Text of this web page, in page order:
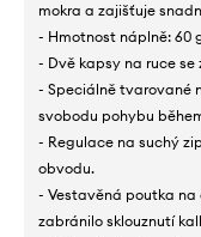
mokra a zajišťuje
- Hmotnost náplně: 60
- Dvě kapsy na ruce se
- Speciálně tvarované
svobodu pohybu
- Regulace na suchý
obvodu.
- Vestavěná poutka na
zabránilo sklouznutí